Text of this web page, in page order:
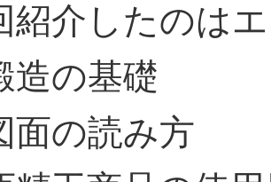
紹介したのは
造の基礎
面の読み方